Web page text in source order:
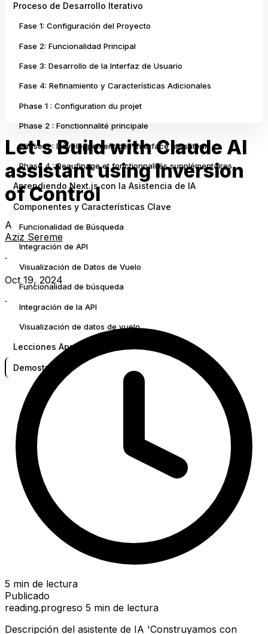
Proceso de Desarrollo Iterativo
Fase 1: Configuración del Proyecto
Fase 2: Funcionalidad Principal
Fase 3: Desarrollo de la Interfaz de Usuario
Fase 4: Refinamiento y Características Adicionales
Phase 1 : Configuration du projet
Phase 2 : Fonctionnalité principale
Phase 3 : Développement de l'interface utilisateur
Phase 4 : Peaufinage et fonctionnalités supplémentaires
Aprendiendo Next.js con la Asistencia de IA
Componentes y Características Clave
Funcionalidad de Búsqueda
Integración de API
Visualización de Datos de Vuelo
Funcionalidad de búsqueda
Integración de la API
Visualización de datos de vuelo
Lecciones Aprendidas
Demostración
Let's Build with Claude AI
assistant using Inversion
of Control
A
Aziz Sereme
·
Oct 19, 2024
·
5 min de lectura
Publicado
reading.progreso 5 min de lectura
Descripción del asistente de IA 'Construyamos con